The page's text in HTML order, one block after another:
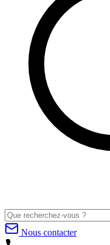
Nous contacter